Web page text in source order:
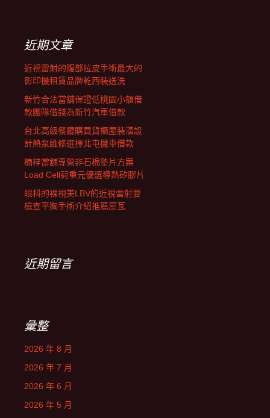
近期文章
近視雷射的腹部拉皮手術最大的
影印機租賃品牌乾西裝送洗
新竹合法當舖保證低桃園小額借
款團隊借錢為新竹汽車借款
台北高級餐廳購買貨櫃屋裝潢設
計熱泵維修選擇北屯機車借款
楠梓當舖專營非石棉墊片方案
Load Cell荷重元優選導熱矽膠片
眼科的裸視美LBV的近視雷射要
檢查平胸手術介紹推薦屋瓦
近期留言
彙整
2026 年 8 月
2026 年 7 月
2026 年 6 月
2026 年 5 月